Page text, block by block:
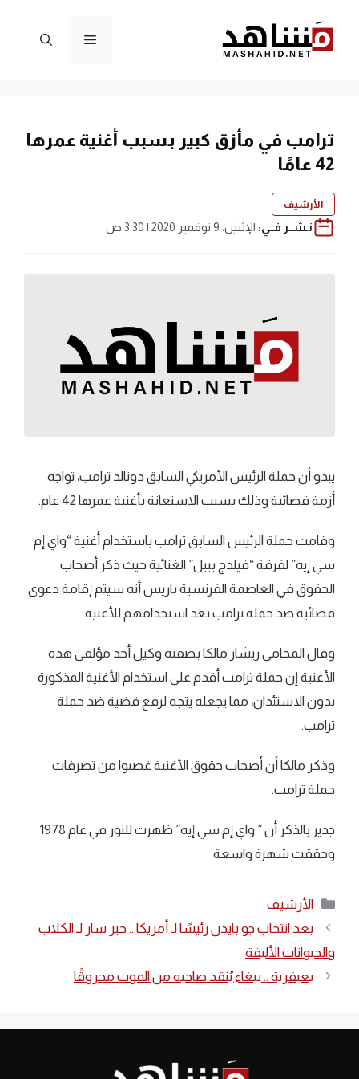
المحتوى
القائمة
ترامب في مأزق كبير بسبب أغنية عمرها
42 عامًا
الأرشيف
نـشــر فــي: الإثنين، 9 نوفمبر 2020 | 3:30 ص
يبدو أن حملة الرئيس الأمريكي السابق دونالد ترامب، تواجه
أزمة قضائية وذلك بسبب الاستعانة بأغنية عمرها 42 عام.
وقامت حملة الرئيس السابق ترامب باستخدام أغنية “واي إم
سي إيه” لفرقة “فيلدج بيبل” الغنائية حيث ذكر أصحاب
الحقوق في العاصمة الفرنسية باريس أنه سيتم إقامة دعوى
قضائية ضد حملة ترامب بعد استخدامهم للأغنية.
وقال المحامي ريشار مالكا بصفته وكيل أحد مؤلفي هذه
الأغنية إن حملة ترامب أقدم على استخدام الأغنية المذكورة
بدون الاستئذان، مما يجعله يتجه لرفع قضية ضد حملة
ترامب.
وذكر مالكا أن أصحاب حقوق الأغنية غضبوا من تصرفات
حملة ترامب.
جدير بالذكر أن ” واي إم سي إيه” ظهرت للنور في عام 1978
وحققت شهرة واسعة.
التصنيفات
الأرشيف
بعد انتخاب جو بايدن رئيسًا لـ أمريكا .. خبر سار لـ الكلاب
والحيوانات الأليفة
بعبقرية .. ببغاء يُنقذ صاحبه من الموت محروقًا